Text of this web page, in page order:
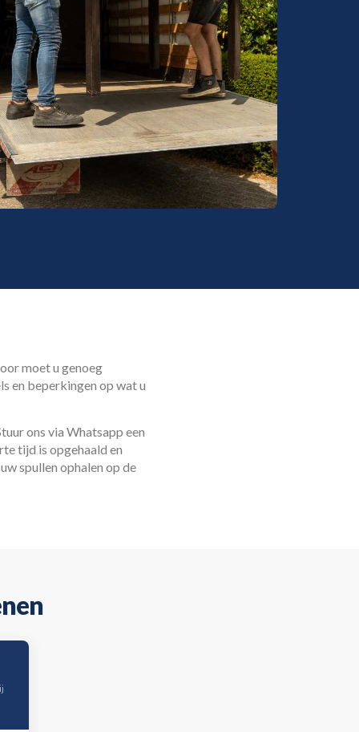
moet u genoeg
en beperkingen op wat u
ons via Whatsapp een
tijd is opgehaald en
spullen ophalen op de